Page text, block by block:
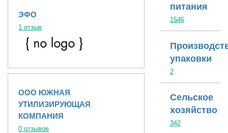
ЭФО
1 отзыв
ООО ЮЖНАЯ
УТИЛИЗИРУЮЩАЯ
КОМПАНИЯ
0 отзывов
питания
1546
упаковки
2
Сельское
хозяйство
342